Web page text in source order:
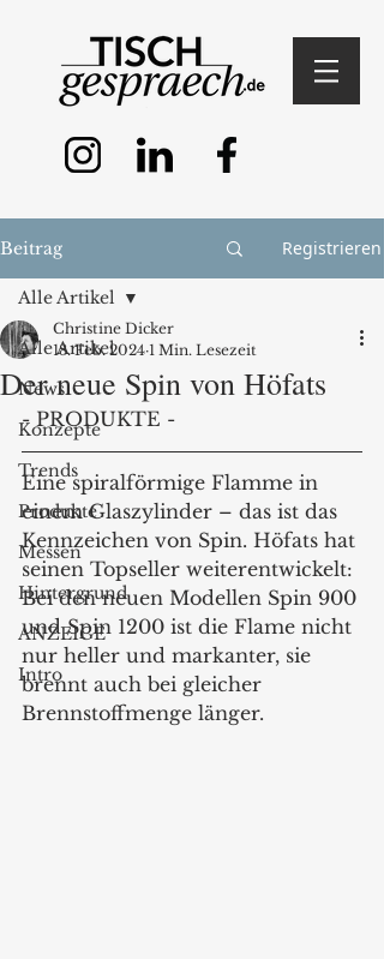
Beitrag Registrieren
Alle Artikel
News
Konzepte
Trends
Produkte
Messen
Hintergrund
ANZEIGE
Intro
Alle Artikel
Der neue Spin von Höfats
Christine Dicker
18. Feb. 2024 1 Min. Lesezeit
- PRODUKTE -
Eine spiralförmige Flamme in
einem Glaszylinder – das ist das
Kennzeichen von Spin. Höfats hat
seinen Topseller weiterentwickelt:
Bei den neuen Modellen Spin 900
und Spin 1200 ist die Flame nicht
nur heller und markanter, sie
brennt auch bei gleicher
Brennstoffmenge länger.